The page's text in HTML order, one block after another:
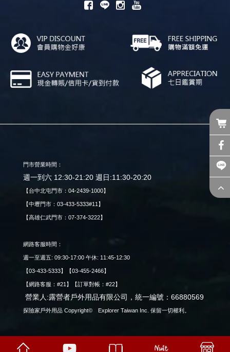
門市營業時間：
週一到六 12:30-21:20 週日:11:30-20:20
【台中北屯門市：04-2439-1000】
【中壢門市：03-433-5333#11】
【高雄仁武門市：07-374-3222】
網路客服時間：
週一至週五: 09:30-17:00 午休: 11:45-12:30
【03-433-5333】【03-455-2466】
【網路客服：#21】【訂單對帳：#22】
營業人:露營者戶外用品有限公司，統一編號：66880569
探險家戶外用品 Copyright© Explorer Taiwan Inc. 保留一切權利。